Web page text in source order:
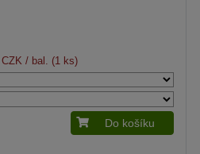
/ bal. (1 ks)
Do košíku